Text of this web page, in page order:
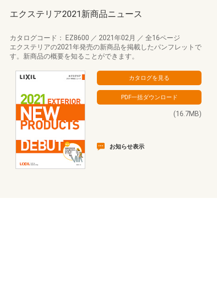
エクステリア2021新商品ニュース
カタログコード： EZ8600 ／ 2021年02月 ／ 全16ページ
エクステリアの2021年発売の新商品を掲載したパンフレットで
す。新商品の概要を知ることができます。
(16.7MB)
お知らせ表示